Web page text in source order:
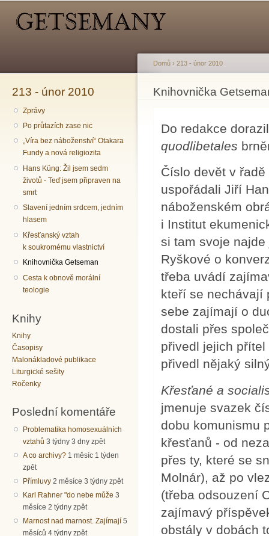
213 - únor 2010
Zprávy
Po průtazích zase nic
„Víra bez náboženství“ Otakara
Fundy a nová religiozita
Hans Küng: Žil jsem sedm
životů - Teď jsem připraven na
smrt
Slavení jedním srdcem, jedním
hlasem
Křesťanský vztah
k soukromému vlastnictví
Knihovnička Getseman
Cesta k obnově morální
teologie
Knihy
Knihy
Časopisy
Malonákladové publikace
Liturgické sešity
Ročenky
Poslední komentáře
Problematika homosexuálních
vztahů 3 týdny 3 dny zpět
A co archivy? 1 měsíc 1 týden
zpět
Přímluvy 2 měsíce 3 týdny zpět
Karl Rahner "do nebe může 3
měsíce 2 týdny zpět
Marnost nad marnost. Zajímají 5
měsíců 4 týdny zpět
Jste zde
Domů › 213 - únor 2010
Knihovnička
Do redakce
quodlibetales
Číslo devět v
uspořádali Jiří
náboženském
i Institut
si tam svoje
Ryškové o
třeba uvádí
kteří se nechávají
sebe zajímají o
dostali přes
přivedl jejich
přivedl nějaký
Křesťané a
jmenuje svazek
dobu komunismu
křesťanů - od
přes ty, které se
Molnár), až po
(třeba odsouzení
zajímavý
obstály v dobách